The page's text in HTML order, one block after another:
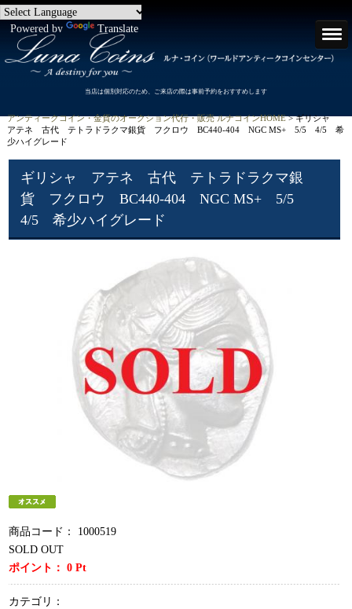
Powered by Translate
当店は個別対応のため、ご来店の際は事前予約をおすすめします
アンティークコイン・金貨のオークション代行・販売 ルナコインHOME> ギリシャ
アテネ 古代 テトラドラクマ銀貨 フクロウ BC440-404 NGC MS+ 5/5 4/5 希
少ハイグレード
ギリシャ アテネ 古代 テトラドラクマ銀
貨 フクロウ BC440-404 NGC MS+ 5/5
4/5 希少ハイグレード
商品コード：
1000519
SOLD OUT
ポイント：0 Pt
カテゴリ：